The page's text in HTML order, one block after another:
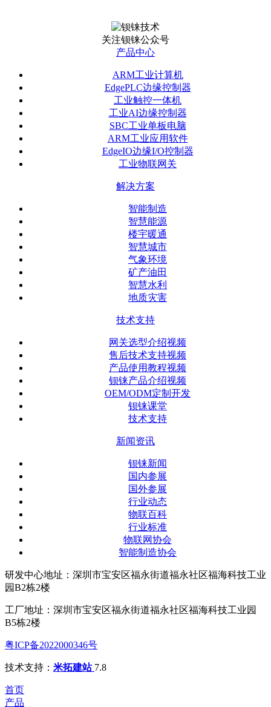
关注钡铼公众号
产品中心
ARM工业计算机
EdgePLC边缘控制器
工业触控一体机
工业AI边缘控制器
SBC工业单板电脑
ARM工业应用软件
EdgeIO边缘I/O控制器
工业物联网关
解决方案
智能制造
智慧能源
楼宇暖通
智慧城市
气象环境
矿产油田
智慧水利
地质灾害
技术支持
网关选型介绍视频
售后技术支持视频
产品使用教程视频
钡铼产品介绍视频
OEM/ODM定制开发
钡铼课堂
技术支持
新闻资讯
钡铼新闻
国内参展
国外参展
行业动态
物联百科
行业标准
物联网协会
智能制造协会
研发中心地址：深圳市宝安区福永街道福永社区福海科技工业
园B2栋2楼
工厂地址：深圳市宝安区福永街道福永社区福海科技工业园
B5栋2楼
粤ICP备2022000346号
技术支持： 米拓建站 7.8
首页
产品